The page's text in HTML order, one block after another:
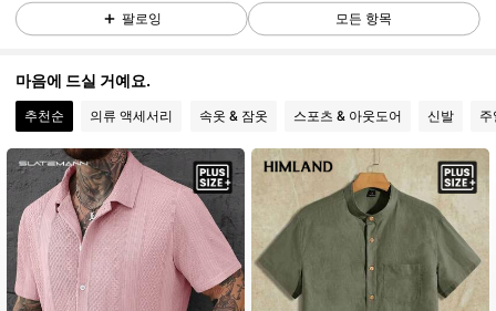
4.82 49K 팔로워
4.82 49K 팔로워
4.82 49K 팔로워
팔로잉 모든 항목
마음에 드실 거예요.
추천순 의류 액세서리 속옷 & 잠옷 스포츠 & 아웃도어 신발